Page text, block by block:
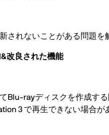
されないことがある問題を
改良された機能
Blu-rayディスクを作成す
3 で再生できない場合